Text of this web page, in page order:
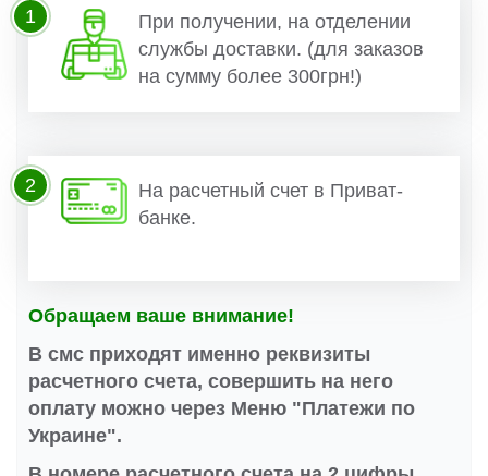
При получении, на отделении
службы доставки. (для заказов
на сумму более 300грн!)
1
На расчетный счет в Приват-
банке.
2
Обращаем ваше внимание!
В смс приходят именно реквизиты
расчетного счета, совершить на него
оплату можно через Меню "Платежи по
Украине".